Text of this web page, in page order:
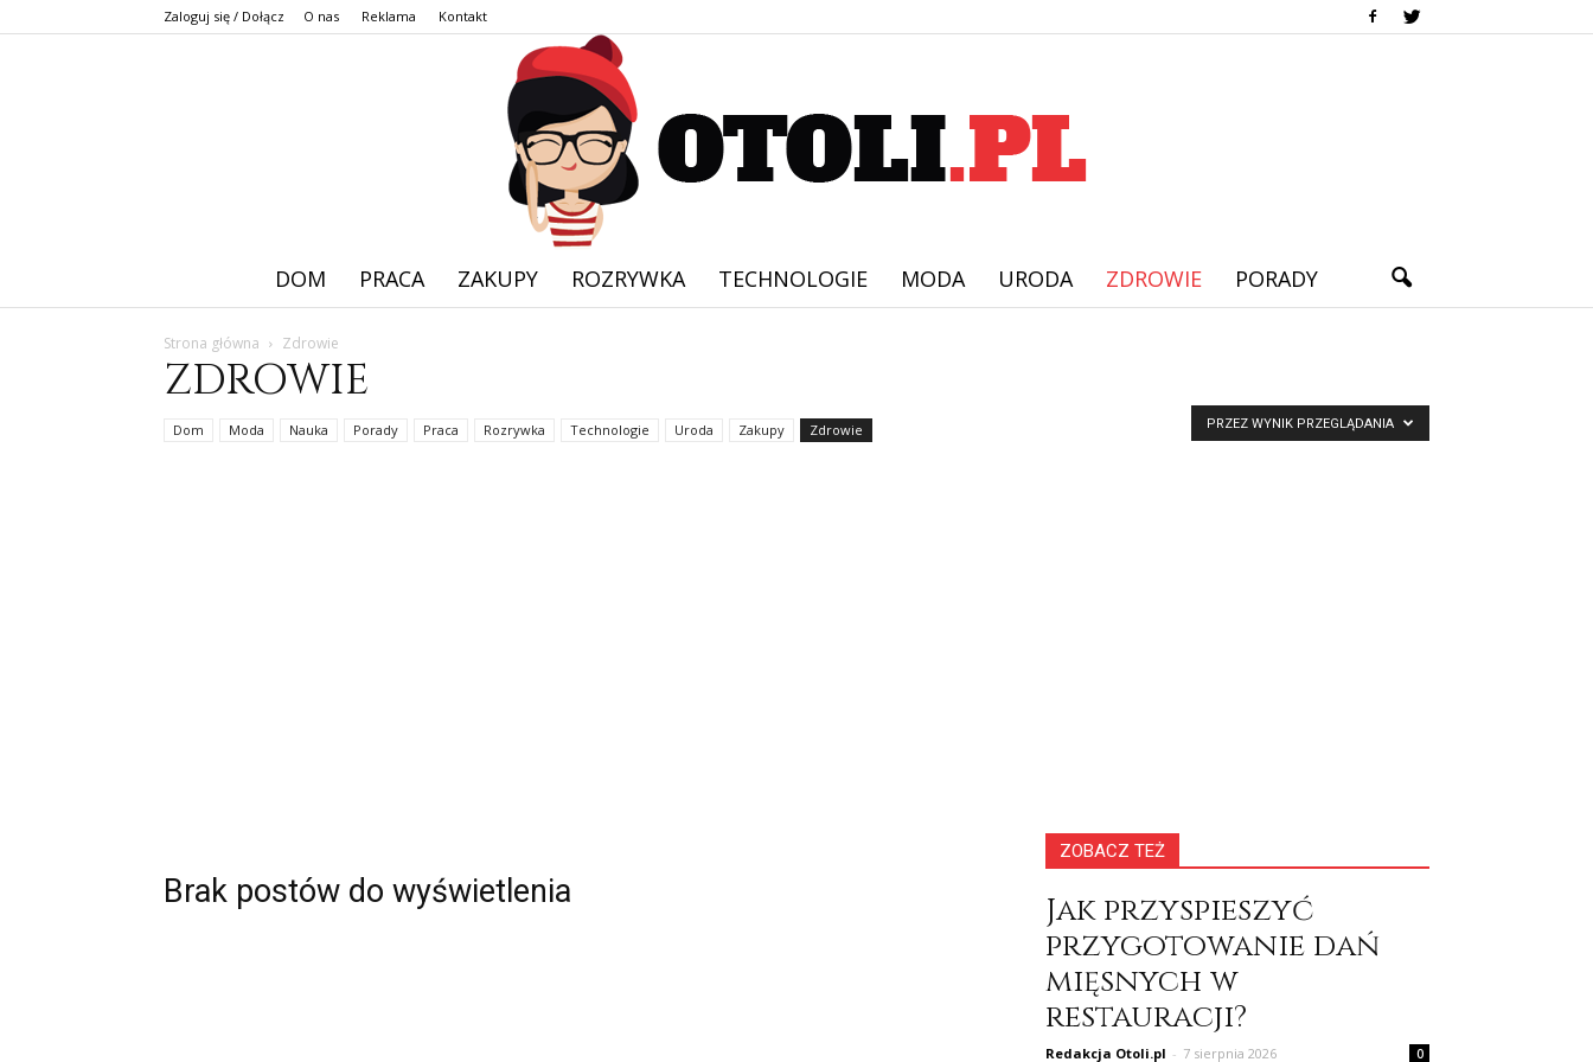
Zaloguj się / Dołącz O nas Reklama Kontakt
DOM PRACA ZAKUPY ROZRYWKA TECHNOLOGIE MODA URODA ZDROWIE PORADY
Strona główna Zdrowie
ZDROWIE
Dom Moda Nauka Porady Praca Rozrywka Technologie Uroda Zakupy Zdrowie PRZEZ WYNIK PRZEGLĄDANIA
Brak postów do wyświetlenia
ZOBACZ TEŻ
Jak przyspieszyć
przygotowanie dań
mięsnych w
restauracji?
Redakcja Otoli.pl - 7 sierpnia 2026 0